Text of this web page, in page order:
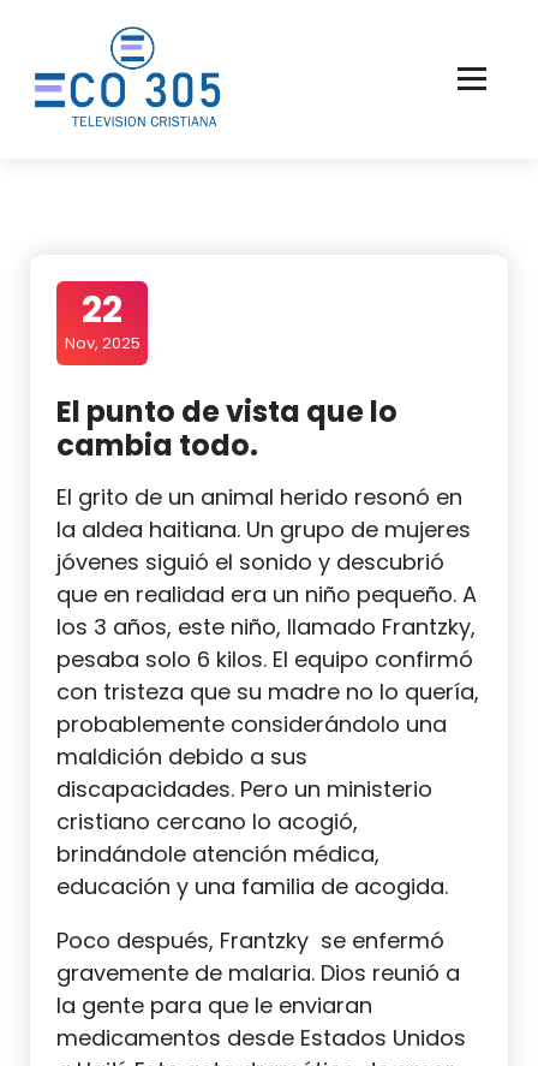
contenido
22
Nov, 2025
El punto de vista que lo
cambia todo.
El grito de un animal herido resonó en
la aldea haitiana. Un grupo de mujeres
jóvenes siguió el sonido y descubrió
que en realidad era un niño pequeño. A
los 3 años, este niño, llamado Frantzky,
pesaba solo 6 kilos. El equipo confirmó
con tristeza que su madre no lo quería,
probablemente considerándolo una
maldición debido a sus
discapacidades. Pero un ministerio
cristiano cercano lo acogió,
brindándole atención médica,
educación y una familia de acogida.
Poco después, Frantzky se enfermó
gravemente de malaria. Dios reunió a
la gente para que le enviaran
medicamentos desde Estados Unidos